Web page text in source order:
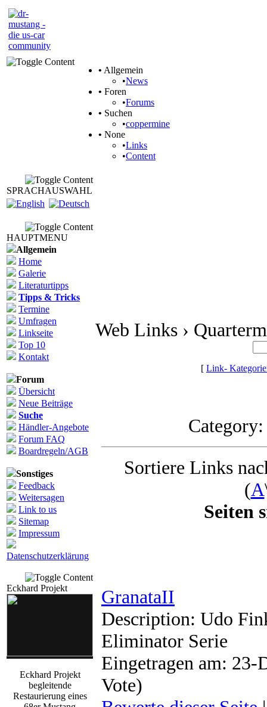
• Allgemein
•News
• Foren
•Forums
• Suchen
•coppermine
• None
•Links
•Content
SPRACHAUSWAHL
HAUPTMENU
Allgemein
Home
Galerie
Literaturtipps
Tipps & Tricks
Termine
Umfragen
Linkseite
Top 10
Kontakt
Forum
Übersicht
Neue Beiträge
Suche
Händler-Angebote
Forum FAQ
Boardregeln/AGB
Sonstiges
Feedback
Weitersagen
Link to us
Sitemap
Impressum
Datenschutzerklärung
Eckhard Projekt
Eckhard Projekt
begleitende
Restaurierung eines
Web Links ›
[ Link-
Sortiere Links
(A
Seiten
GranataII
Description: Udo
Eliminator Serie
Eingetragen am:
Vote)